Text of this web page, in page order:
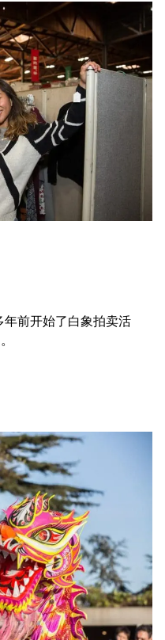
前开始了白象拍卖活